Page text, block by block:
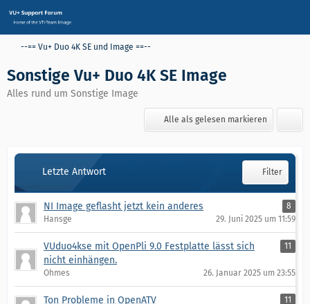
--== Vu+ Duo 4K SE und Image ==--
Sonstige Vu+ Duo 4K SE Image
Alles rund um Sonstige Image
Alle als gelesen markieren
Letzte Antwort Filter
NI Image geflasht jetzt kein anderes
8
Hansge
29. Juni 2025 um 11:59
VUduo4kse mit OpenPli 9.0 Festplatte lässt sich
nicht einhängen.
11
Ohmes 26. Januar 2025 um 23:55
Ton Probleme in OpenATV
11